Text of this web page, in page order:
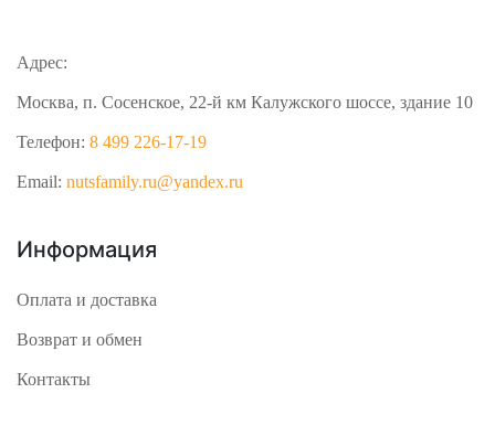
Адрес:
Москва, п. Сосенское, 22-й км Калужского шоссе, здание 10
Телефон: 8 499 226-17-19
Email: nutsfamily.ru@yandex.ru
Информация
Оплата и доставка
Возврат и обмен
Контакты